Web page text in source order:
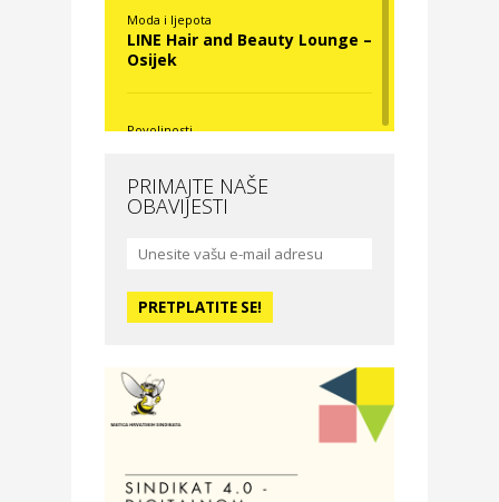
Moda i ljepota
LINE Hair and Beauty Lounge –
Osijek
Povoljnosti
Moda i ljepota
studio – Osijek
Zdravlje i osiguranje
PRIMAJTE NAŠE
OBAVIJESTI